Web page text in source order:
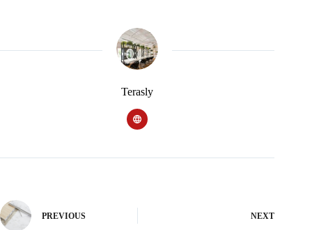
Terasly
PREVIOUS NEXT